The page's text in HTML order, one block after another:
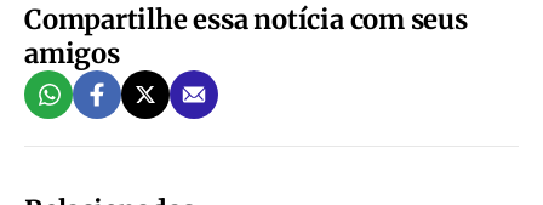
Compartilhe essa notícia com seus
amigos